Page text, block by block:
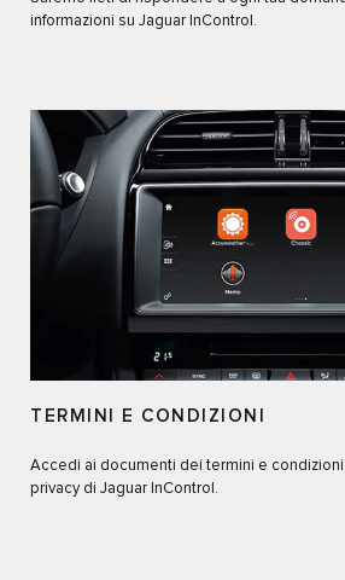
informazioni su Jaguar InControl.
TERMINI E CONDIZIONI
Accedi ai documenti dei termini e
privacy di Jaguar InControl.